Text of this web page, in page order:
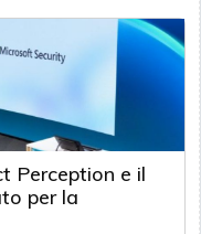
Perception e il
per la